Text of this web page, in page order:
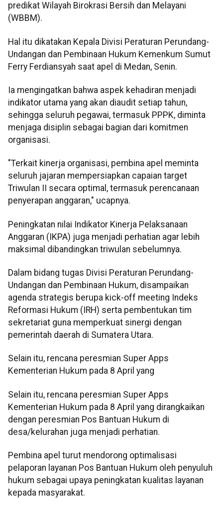
predikat Wilayah Birokrasi Bersih dan Melayani
(WBBM).
Hal itu dikatakan Kepala Divisi Peraturan Perundang-
Undangan dan Pembinaan Hukum Kemenkum Sumut
Ferry Ferdiansyah saat apel di Medan, Senin.
Ia mengingatkan bahwa aspek kehadiran menjadi
indikator utama yang akan diaudit setiap tahun,
sehingga seluruh pegawai, termasuk PPPK, diminta
menjaga disiplin sebagai bagian dari komitmen
organisasi.
"Terkait kinerja organisasi, pembina apel meminta
seluruh jajaran mempersiapkan capaian target
Triwulan II secara optimal, termasuk perencanaan
penyerapan anggaran," ucapnya.
Peningkatan nilai Indikator Kinerja Pelaksanaan
Anggaran (IKPA) juga menjadi perhatian agar lebih
maksimal dibandingkan triwulan sebelumnya.
Dalam bidang tugas Divisi Peraturan Perundang-
Undangan dan Pembinaan Hukum, disampaikan
agenda strategis berupa kick-off meeting Indeks
Reformasi Hukum (IRH) serta pembentukan tim
sekretariat guna memperkuat sinergi dengan
pemerintah daerah di Sumatera Utara.
Selain itu, rencana peresmian Super Apps
Kementerian Hukum pada 8 April yang
Selain itu, rencana peresmian Super Apps
Kementerian Hukum pada 8 April yang dirangkaikan
dengan peresmian Pos Bantuan Hukum di
desa/kelurahan juga menjadi perhatian.
Pembina apel turut mendorong optimalisasi
pelaporan layanan Pos Bantuan Hukum oleh penyuluh
hukum sebagai upaya peningkatan kualitas layanan
kepada masyarakat.